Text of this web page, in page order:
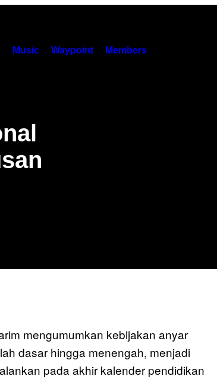
Music Waypoint Members
mengumumkan kebijakan anyar
dasar hingga menengah, menjadi
pada akhir kalender pendidikan